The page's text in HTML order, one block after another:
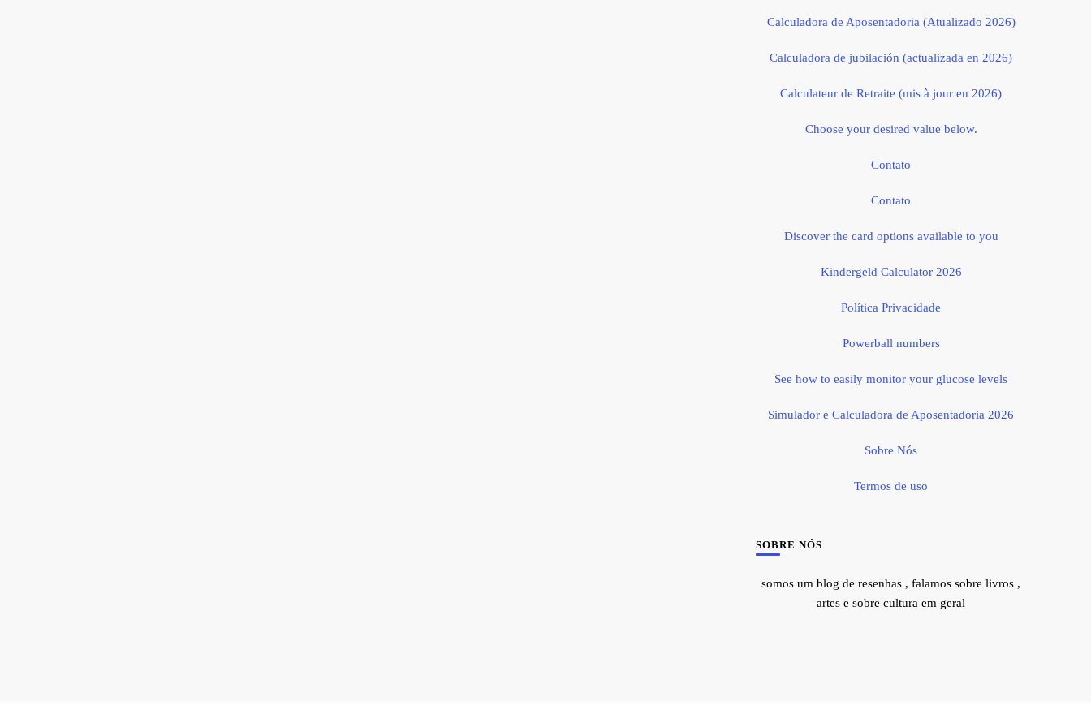
Calculadora de Aposentadoria (Atualizado 2026)
Calculadora de jubilación (actualizada en 2026)
Calculateur de Retraite (mis à jour en 2026)
Choose your desired value below.
Contato
Contato
Discover the card options available to you
Kindergeld Calculator 2026
Política Privacidade
Powerball numbers
See how to easily monitor your glucose levels
Simulador e Calculadora de Aposentadoria 2026
Sobre Nós
Termos de uso
SOBRE NÓS
somos um blog de resenhas , falamos sobre livros ,
artes e sobre cultura em geral